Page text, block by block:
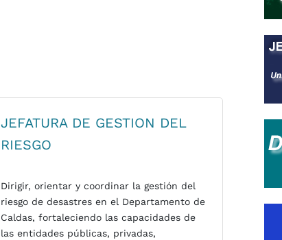
JEFATURA DE GESTION DEL
RIESGO
Dirigir, orientar y coordinar la gestión del
riesgo de desastres en el Departamento de
Caldas, fortaleciendo las capacidades de
las entidades públicas, privadas,